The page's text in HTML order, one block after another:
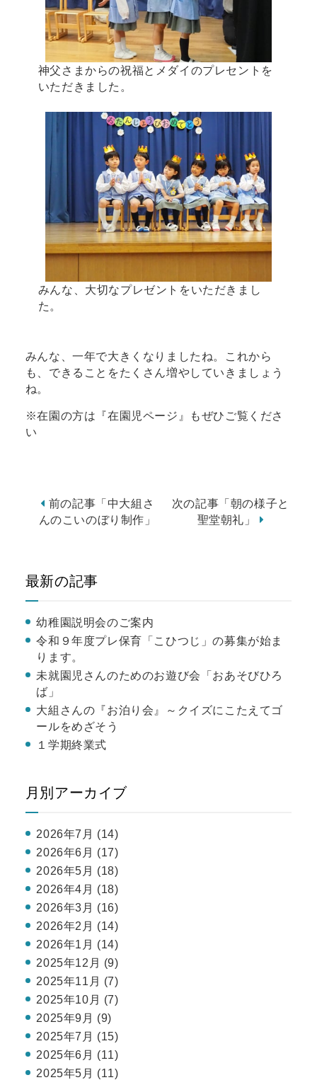
神父さまからの祝福とメダイのプレセントを
いただきました。
みんな、大切なプレゼントをいただきまし
た。
みんな、一年で大きくなりましたね。これから
も、できることをたくさん増やしていきましょう
ね。
※在園の方は『在園児ページ』もぜひご覧くださ
い
前の記事「中大組さ
んのこいのぼり制作」
次の記事「朝の様子と
聖堂朝礼」
最新の記事
幼稚園説明会のご案内
令和９年度プレ保育「こひつじ」の募集が始ま
ります。
未就園児さんのためのお遊び会「おあそびひろ
ば」
大組さんの『お泊り会』～クイズにこたえてゴ
ールをめざそう
１学期終業式
月別アーカイブ
2026年7月 (14)
2026年6月 (17)
2026年5月 (18)
2026年4月 (18)
2026年3月 (16)
2026年2月 (14)
2026年1月 (14)
2025年12月 (9)
2025年11月 (7)
2025年10月 (7)
2025年9月 (9)
2025年7月 (15)
2025年6月 (11)
2025年5月 (11)